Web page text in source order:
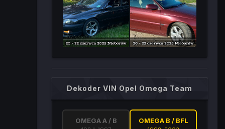
Dekoder VIN Opel Omega Team
OMEGA A / B OMEGA B / BFL